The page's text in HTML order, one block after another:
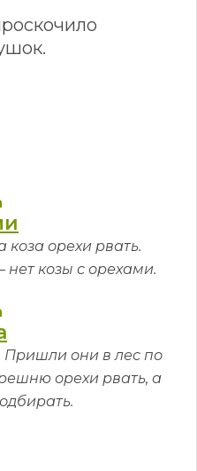
коза орехи рвать.
козы с орехами.
Пришли они в лес по
орехи рвать, а